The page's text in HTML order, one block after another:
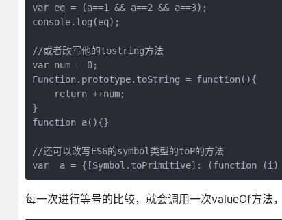
var eq = (a==1 && a==2 && a==3);
console.log(eq);
//或者改写他的tostring方法
var num = 0;
Function.prototype.toString = function(){
    return ++num;
}
function a(){}
//还可以改写ES6的symbol类型的toP的方法
var  a = {[Symbol.toPrimitive]: (function
每一次进行等号的比较，就会调用一次valueOf方法